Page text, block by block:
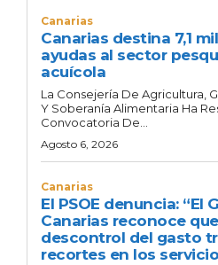
Canarias
Canarias destina 7,1
ayudas al sector
acuícola
La Consejería De Agricultura,
Y Soberanía Alimentaria Ha
Convocatoria De...
Agosto 6, 2026
Canarias
El PSOE denuncia: “El
Canarias reconoce
descontrol del gasto
recortes en los